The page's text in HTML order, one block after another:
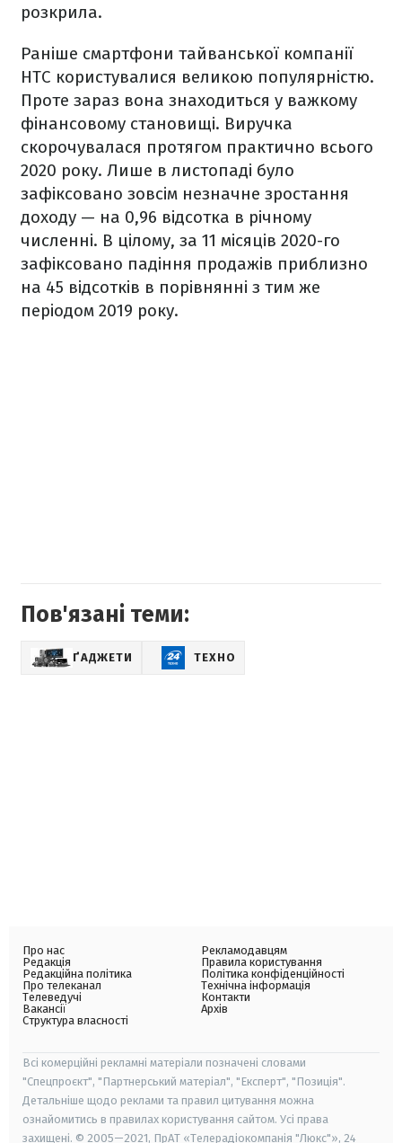
розкрила.
Раніше смартфони тайванської компанії
HTC користувалися великою популярністю.
Проте зараз вона знаходиться у важкому
фінансовому становищі. Виручка
скорочувалася протягом практично всього
2020 року. Лише в листопаді було
зафіксовано зовсім незначне зростання
доходу — на 0,96 відсотка в річному
численні. В цілому, за 11 місяців 2020-го
зафіксовано падіння продажів приблизно
на 45 відсотків в порівнянні з тим же
періодом 2019 року.
Пов'язані теми:
ҐАДЖЕТИ ТЕХНО
Про нас
Редакція
Редакційна політика
Про телеканал
Телеведучі
Вакансії
Структура власності
Рекламодавцям
Правила користування
Політика конфіденційності
Технічна інформація
Контакти
Архів
Всі комерційні рекламні матеріали позначені словами
"Спецпроєкт", "Партнерський матеріал", "Експерт", "Позиція".
Детальніше щодо реклами та правил цитування можна
ознайомитись в правилах користування сайтом. Усі права
захищені. © 2005—2021, ПрАТ «Телерадіокомпанія "Люкс"», 24